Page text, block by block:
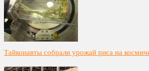
Тайконавты собрали урожай риса на